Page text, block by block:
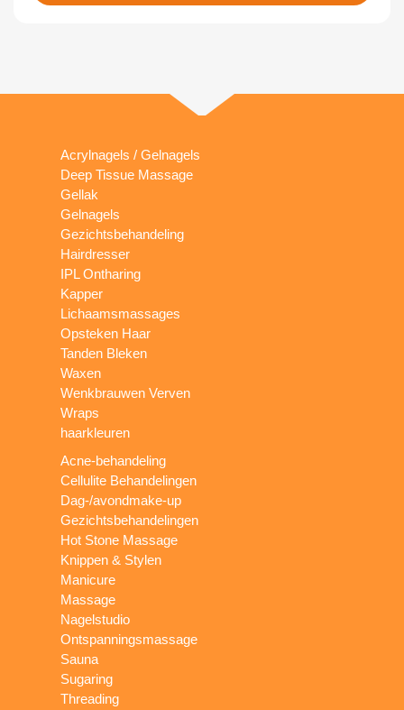
Acrylnagels / Gelnagels
Deep Tissue Massage
Gellak
Gelnagels
Gezichtsbehandeling
Hairdresser
IPL Ontharing
Kapper
Lichaamsmassages
Opsteken Haar
Tanden Bleken
Waxen
Wenkbrauwen Verven
Wraps
haarkleuren
Acne-behandeling
Cellulite Behandelingen
Dag-/avondmake-up
Gezichtsbehandelingen
Hot Stone Massage
Knippen & Stylen
Manicure
Massage
Nagelstudio
Ontspanningsmassage
Sauna
Sugaring
Threading